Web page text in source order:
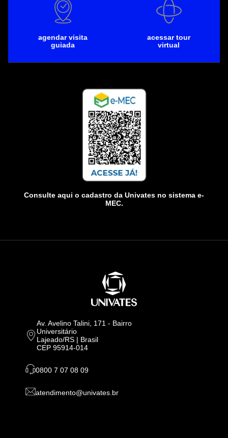
agendar visita
guiada
acessar tour
virtual
Consulte aqui o cadastro da Univates no sistema e-
MEC.
Av. Avelino Talini, 171 - Bairro
Universitário
Lajeado/RS | Brasil
CEP 95914-014
0800 7 07 08 09
atendimento@univates.br